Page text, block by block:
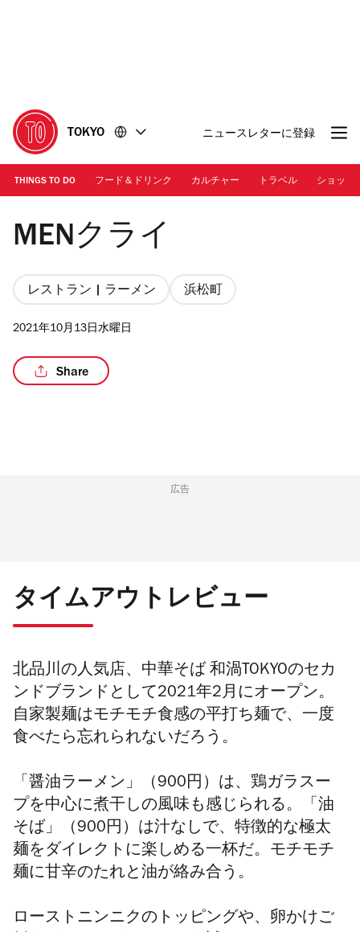
に
移
動
移
動
TOKYO ニュースレターに登録
THINGS TO DO フード＆ドリンク カルチャー トラベル ショッピ
Photo: MENクライ
MENクライ
レストラン | ラーメン 浜松町
2021年10月13日水曜日
Share
広告
タイムアウトレビュー
北品川の人気店、中華そば 和渦TOKYOのセカ
ンドブランドとして2021年2月にオープン。
自家製麺はモチモチ食感の平打ち麺で、一度
食べたら忘れられないだろう。
「醤油ラーメン」（900円）は、鶏ガラスー
プを中心に煮干しの風味も感じられる。「油
そば」（900円）は汁なしで、特徴的な極太
麺をダイレクトに楽しめる一杯だ。モチモチ
麺に甘辛のたれと油が絡み合う。
ローストニンニクのトッピングや、卵かけご